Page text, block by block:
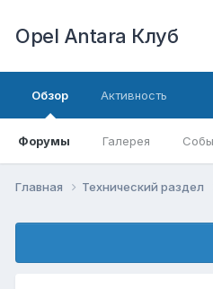
Opel Antara Клуб
Обзор
Форумы Галерея
Активность
Главная Технический раздел